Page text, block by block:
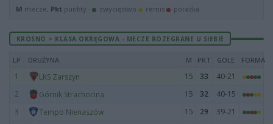
M mecze, Pkt punkty · zwycięstwo remis porażka
KROSNO > KLASA OKRĘGOWA - MECZE ROZEGRANE U SIEBIE
LP DRUŻYNA M PKT GOLE FORMA
1 LKS Zarszyn 15 33
40-21
2
Górnik Strachocina 15 32
40-15
3
Tempo Nienaszów 15 29
39-21